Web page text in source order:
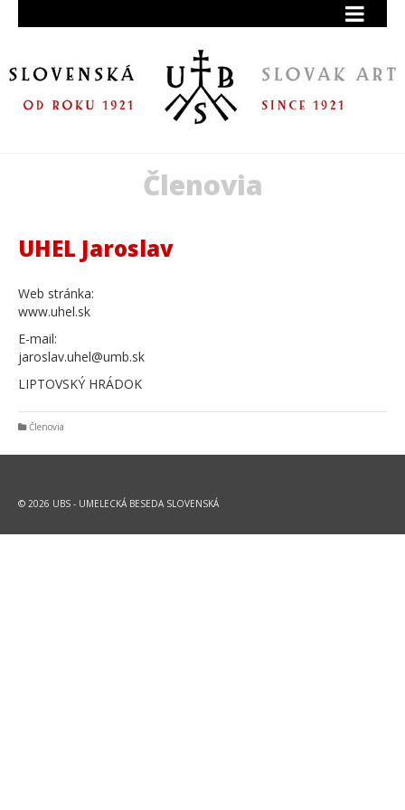
Členovia
UHEL Jaroslav
Web stránka:
www.uhel.sk
E-mail:
jaroslav.uhel@umb.sk
LIPTOVSKÝ HRÁDOK
Členovia
© 2026 UBS - UMELECKÁ BESEDA SLOVENSKÁ